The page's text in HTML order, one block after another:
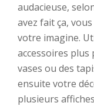
audacieuse,
avez fait ça,
votre imagine.
accessoires plus
vases ou des
ensuite votre
plusieurs